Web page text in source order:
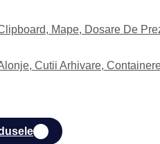
Mape, Dosare De
Cutii Arhivare,